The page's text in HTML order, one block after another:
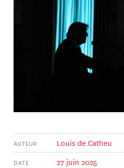
AUTEUR Louis de Catheu
DATE 27 juin 2025